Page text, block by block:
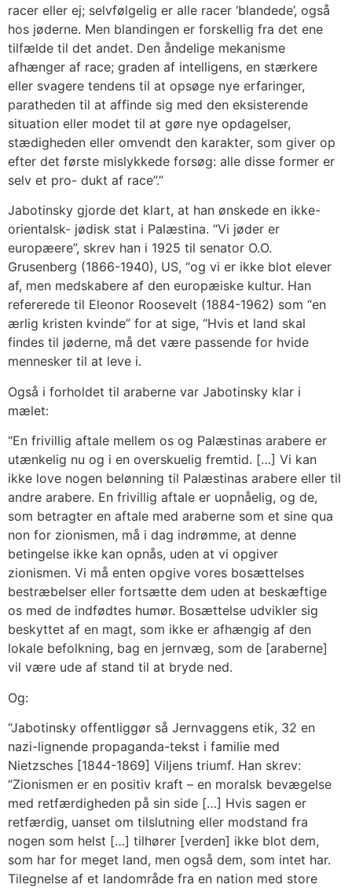
racer eller ej; selvfølgelig er alle racer ‘blandede’, også
hos jøderne. Men blandingen er forskellig fra det ene
tilfælde til det andet. Den åndelige mekanisme
afhænger af race; graden af intelligens, en stærkere
eller svagere tendens til at opsøge nye erfaringer,
paratheden til at affinde sig med den eksisterende
situation eller modet til at gøre nye opdagelser,
stædigheden eller omvendt den karakter, som giver op
efter det første mislykkede forsøg: alle disse former er
selv et pro- dukt af race”.”
Jabotinsky gjorde det klart, at han ønskede en ikke-
orientalsk- jødisk stat i Palæstina. “Vi jøder er
europæere”, skrev han i 1925 til senator O.O.
Grusenberg (1866-1940), US, “og vi er ikke blot elever
af, men medskabere af den europæiske kultur. Han
refererede til Eleonor Roosevelt (1884-1962) som “en
ærlig kristen kvinde” for at sige, “Hvis et land skal
findes til jøderne, må det være passende for hvide
mennesker til at leve i.
Også i forholdet til araberne var Jabotinsky klar i
mælet:
“En frivillig aftale mellem os og Palæstinas arabere er
utænkelig nu og i en overskuelig fremtid. […] Vi kan
ikke love nogen belønning til Palæstinas arabere eller til
andre arabere. En frivillig aftale er uopnåelig, og de,
som betragter en aftale med araberne som et sine qua
non for zionismen, må i dag indrømme, at denne
betingelse ikke kan opnås, uden at vi opgiver
zionismen. Vi må enten opgive vores bosættelses
bestræbelser eller fortsætte dem uden at beskæftige
os med de indfødtes humør. Bosættelse udvikler sig
beskyttet af en magt, som ikke er afhængig af den
lokale befolkning, bag en jernvæg, som de [araberne]
vil være ude af stand til at bryde ned.
Og:
“Jabotinsky offentliggør så Jernvaggens etik, 32 en
nazi-lignende propaganda-tekst i familie med
Nietzsches [1844-1869] Viljens triumf. Han skrev:
“Zionismen er en positiv kraft – en moralsk bevægelse
med retfærdigheden på sin side […] Hvis sagen er
retfærdig, uanset om tilslutning eller modstand fra
nogen som helst […] tilhører [verden] ikke blot dem,
som har for meget land, men også dem, som intet har.
Tilegnelse af et landområde fra en nation med store